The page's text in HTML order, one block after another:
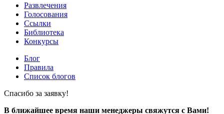
Развлечения
Голосования
Ссылки
Библиотека
Конкурсы
Блог
Правила
Список блогов
Спасибо за заявку!
В ближайшее время наши менеджеры свяжутся с Вами!